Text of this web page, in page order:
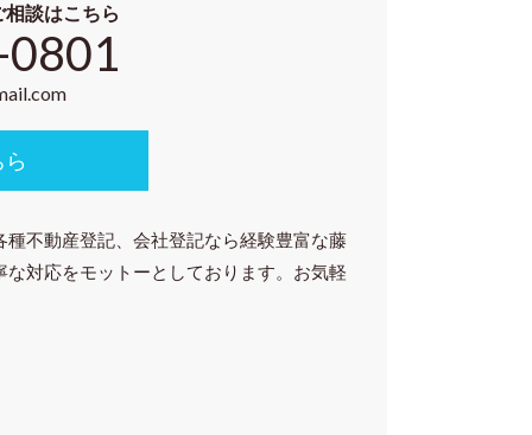
談はこちら
種不動産登記、会社登記なら経験豊富な藤
対応をモットーとしております。お気軽